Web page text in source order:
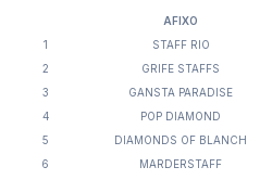
AFIXO
1
STAFF RIO
2
GRIFE STAFFS
3
GANSTA PARADISE
4
POP DIAMOND
5
DIAMONDS OF BLANCH
6
MARDERSTAFF